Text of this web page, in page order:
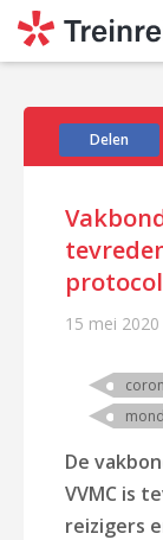
Delen
protocol
15 mei 2020
De
VVMC is
reizigers